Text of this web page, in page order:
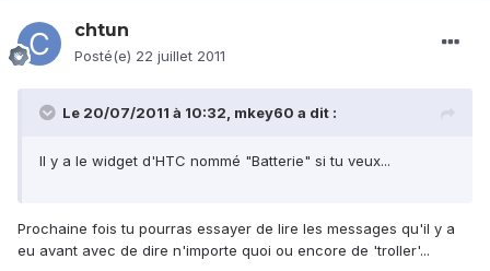
chtun
Posté(e) 22 juillet 2011
Le 20/07/2011 à 10:32, mkey60 a dit :
Il y a le widget d'HTC nommé "Batterie" si tu veux...
Prochaine fois tu pourras essayer de lire les messages qu'il y a
eu avant avec de dire n'importe quoi ou encore de 'troller'...